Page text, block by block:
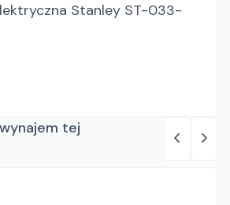
Stanley ST-033-
tej